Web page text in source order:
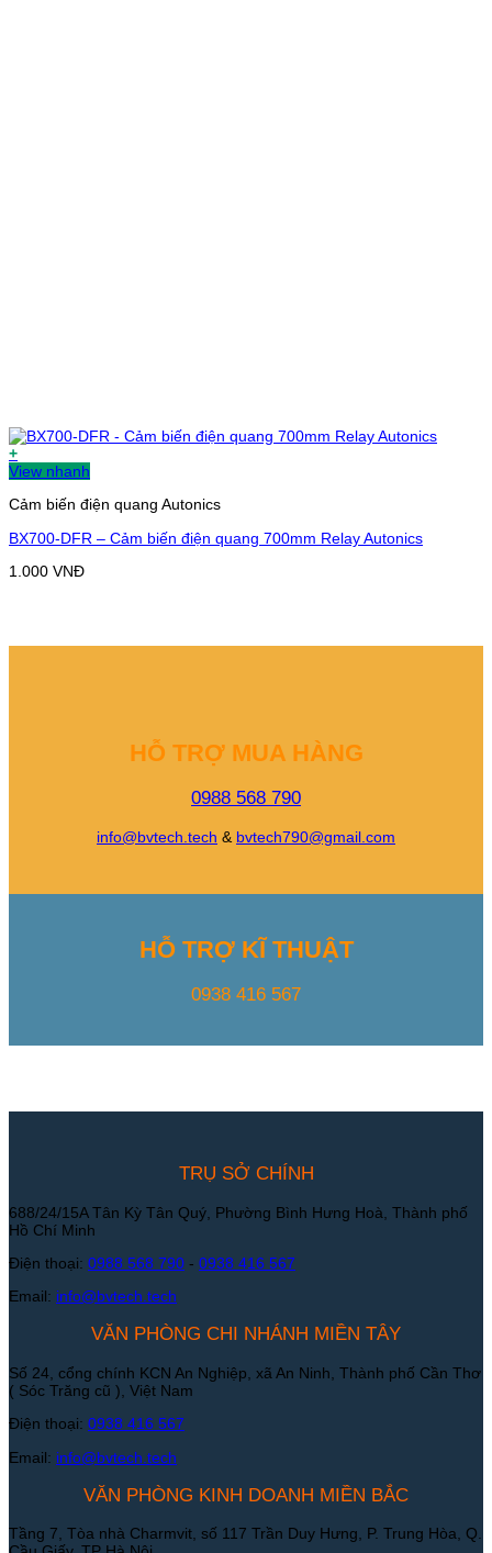
+
View nhanh
Cảm biến điện quang Autonics
BX700-DFR – Cảm biến điện quang 700mm Relay Autonics
1.000 VNĐ
HỖ TRỢ MUA HÀNG
0988 568 790
info@bvtech.tech & bvtech790@gmail.com
HỖ TRỢ KĨ THUẬT
0938 416 567
TRỤ SỞ CHÍNH
688/24/15A Tân Kỳ Tân Quý, Phường Bình Hưng Hoà, Thành phố
Hồ Chí Minh
Điện thoại: 0988 568 790 - 0938 416 567
Email: info@bvtech.tech
VĂN PHÒNG CHI NHÁNH MIỀN TÂY
Số 24, cổng chính KCN An Nghiệp, xã An Ninh, Thành phố Cần Thơ
( Sóc Trăng cũ ), Việt Nam
Điện thoại: 0938 416 567
Email: info@bvtech.tech
VĂN PHÒNG KINH DOANH MIỀN BẮC
Tầng 7, Tòa nhà Charmvit, số 117 Trần Duy Hưng, P. Trung Hòa, Q.